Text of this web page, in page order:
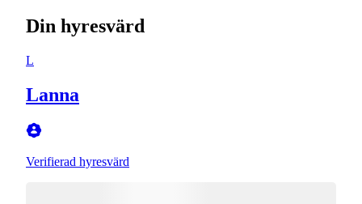
Din hyresvärd
L
Lanna
Verifierad hyresvärd